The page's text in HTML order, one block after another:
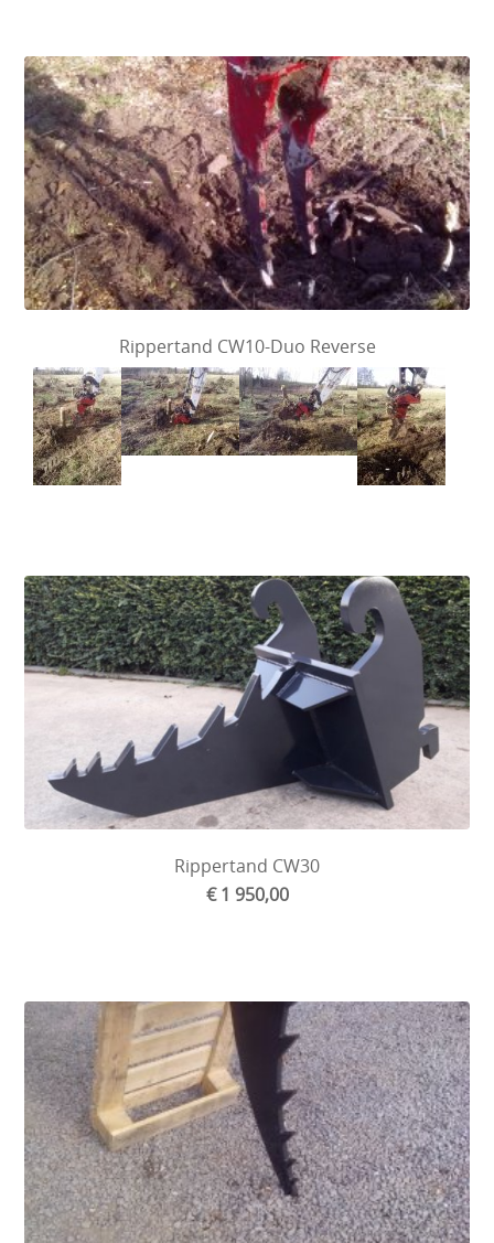
Rippertand CW10-Duo Reverse
Rippertand CW30
€ 1 950,00